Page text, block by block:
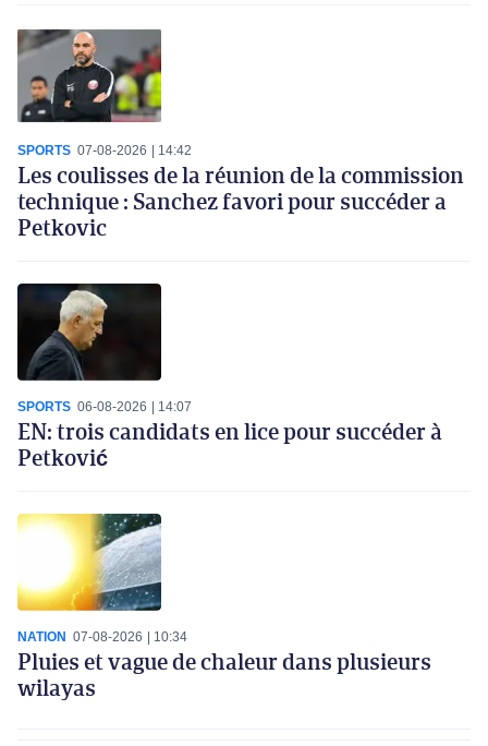
SPORTS 07-08-2026 14:42
Les coulisses de la réunion de la commission
technique : Sanchez favori pour succéder a
Petkovic
SPORTS 06-08-2026 14:07
EN: trois candidats en lice pour succéder à
Petković
NATION 07-08-2026 10:34
Pluies et vague de chaleur dans plusieurs
wilayas